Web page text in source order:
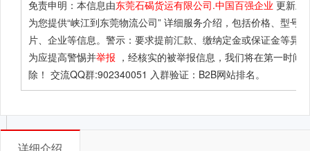
免责申明：本信息由东莞石碣货运有限公司.中国百强企业 更新上
为您提供“峡江到东莞物流公司” 详细服务介绍，包括价格、型号
片、企业等信息。警示：要求提前汇款、缴纳定金或保证金等异
为应提高警惕并举报 ，经核实的被举报信息，我们将在第一时间
除！ 交流QQ群:902340051 入群验证：B2B网站排名。